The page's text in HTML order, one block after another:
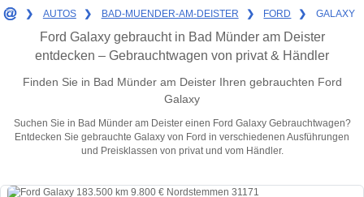
❯ AUTOS ❯ BAD-MUENDER-AM-DEISTER ❯ FORD ❯ GALAXY
Ford Galaxy gebraucht in Bad Münder am Deister
entdecken – Gebrauchtwagen von privat & Händler
Finden Sie in Bad Münder am Deister Ihren gebrauchten Ford
Galaxy
Suchen Sie in Bad Münder am Deister einen Ford Galaxy Gebrauchtwagen?
Entdecken Sie gebrauchte Galaxy von Ford in verschiedenen Ausführungen
und Preisklassen von privat und vom Händler.